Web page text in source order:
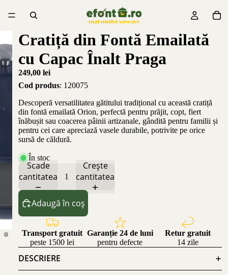
Cratiță din Fontă Emailată
cu Capac Înalt Praga
249,00 lei
Cod produs: 120075
Descoperă versatilitatea gătitului tradițional cu această cratiță
din fontă emailată Orion, perfectă pentru prăjit, copt, fiert
înăbușit sau coacerea pâinii artizanale, gândită pentru familii și
pentru cei care apreciază vasele durabile, potrivite pe orice
sursă de căldură.
În stoc
Scade
cantitatea
Crește
cantitatea
Adaugă în coș
Transport gratuit
peste 1500 lei
Garanție 24 de luni
pentru defecte
Retur gratuit
14 zile
DESCRIERE